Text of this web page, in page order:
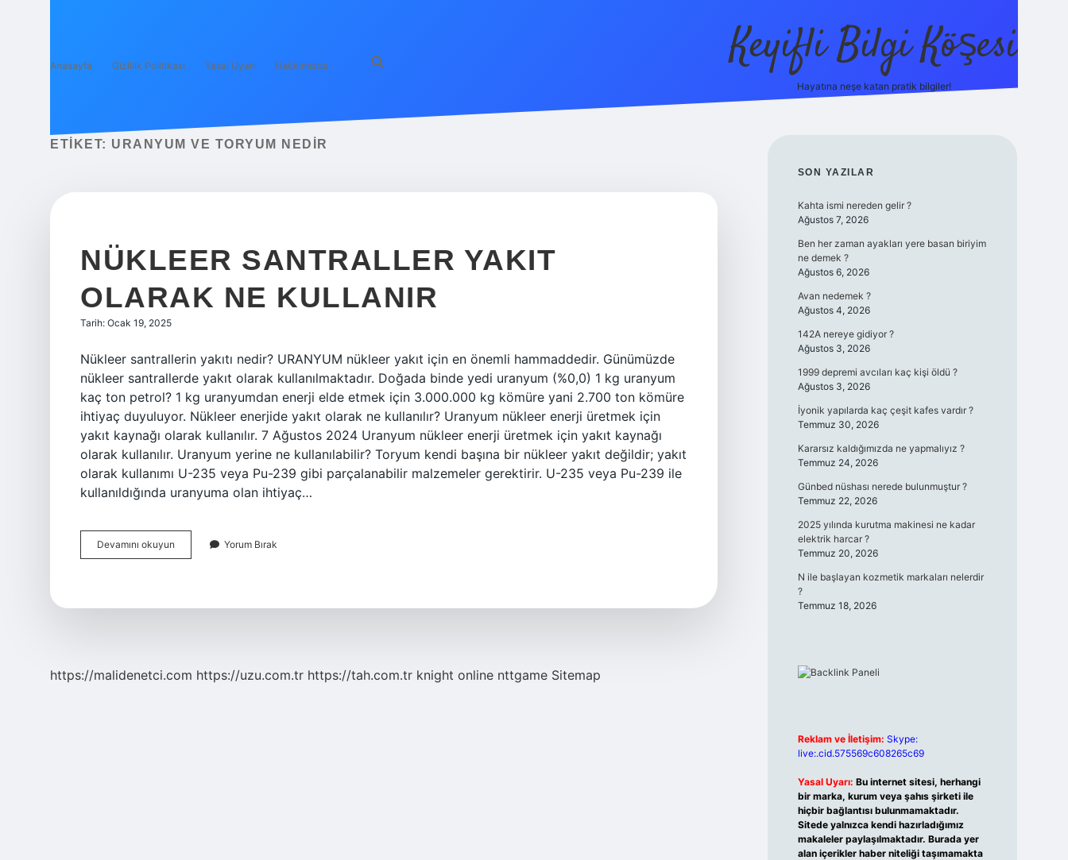
Anasayfa Gizlilik Politikası Yasal Uyarı Hakkımızda Keyifli Bilgi Köşesi
Hayatına neşe katan pratik bilgiler!
ETIKET: URANYUM VE TORYUM NEDIR
NÜKLEER SANTRALLER YAKIT
OLARAK NE KULLANIR
Tarih: Ocak 19, 2025
Nükleer santrallerin yakıtı nedir? URANYUM nükleer yakıt için en önemli hammaddedir. Günümüzde
nükleer santrallerde yakıt olarak kullanılmaktadır. Doğada binde yedi uranyum (%0,0) 1 kg uranyum
kaç ton petrol? 1 kg uranyumdan enerji elde etmek için 3.000.000 kg kömüre yani 2.700 ton kömüre
ihtiyaç duyuluyor. Nükleer enerjide yakıt olarak ne kullanılır? Uranyum nükleer enerji üretmek için
yakıt kaynağı olarak kullanılır. 7 Ağustos 2024 Uranyum nükleer enerji üretmek için yakıt kaynağı
olarak kullanılır. Uranyum yerine ne kullanılabilir? Toryum kendi başına bir nükleer yakıt değildir; yakıt
olarak kullanımı U-235 veya Pu-239 gibi parçalanabilir malzemeler gerektirir. U-235 veya Pu-239 ile
kullanıldığında uranyuma olan ihtiyaç…
Devamını okuyun
Santraller
Yorum Bırak
https://malidenetci.com https://uzu.com.tr https://tah.com.tr knight online nttgame Sitemap
SIDEBAR
SON YAZILAR
Kahta ismi nereden gelir ?
Ağustos 7, 2026
Ben her zaman ayakları yere basan biriyim
ne demek ?
Ağustos 6, 2026
Avan nedemek ?
Ağustos 4, 2026
142A nereye gidiyor ?
Ağustos 3, 2026
1999 depremi avcıları kaç kişi öldü ?
Ağustos 3, 2026
İyonik yapılarda kaç çeşit kafes vardır ?
Temmuz 30, 2026
Kararsız kaldığımızda ne yapmalıyız ?
Temmuz 24, 2026
Günbed nüshası nerede bulunmuştur ?
Temmuz 22, 2026
2025 yılında kurutma makinesi ne kadar
elektrik harcar ?
Temmuz 20, 2026
N ile başlayan kozmetik markaları nelerdir
?
Temmuz 18, 2026
Reklam ve İletişim: Skype:
live:.cid.575569c608265c69
Yasal Uyarı: Bu internet sitesi, herhangi
bir marka, kurum veya şahıs şirketi ile
hiçbir bağlantısı bulunmamaktadır.
Sitede yalnızca kendi hazırladığımız
makaleler paylaşılmaktadır. Burada yer
alan içerikler haber niteliği taşımamakta